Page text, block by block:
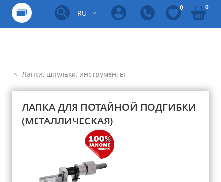
RU
0 0
Лапки, шпульки, инструменты
ЛАПКА ДЛЯ ПОТАЙНОЙ ПОДГИБКИ
(МЕТАЛЛИЧЕСКАЯ)